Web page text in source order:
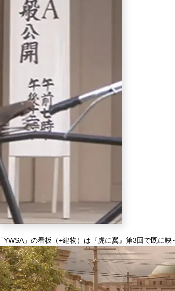
「YWSA」の看板（+建物）は『虎に翼』第3回で既に